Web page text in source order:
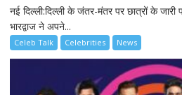
नई दिल्ली:दिल्ली के जंतर-मंतर पर छात्रों के
भारद्वाज ने अपने...
Celeb Talk Celebrities News